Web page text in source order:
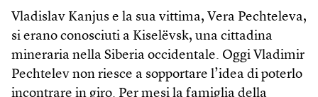
Vladislav Kanjus e la sua vittima, Vera Pechteleva,
si erano conosciuti a Kiselëvsk, una cittadina
mineraria nella Siberia occidentale. Oggi Vladimir
Pechtelev non riesce a sopportare l’idea di poterlo
incontrare in giro. Per mesi la famiglia della